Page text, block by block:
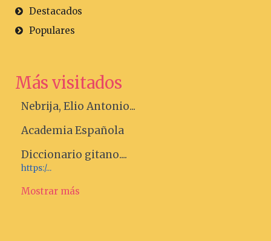
Destacados
Populares
Más visitados
Nebrija, Elio Antonio...
Academia Española
Diccionario gitano....
https:/...
Mostrar más